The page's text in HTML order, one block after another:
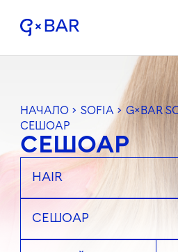
НАЧАЛО> SOFIA > G×BAR
СЕШОАР
СЕШОАР
HAIR
СЕШОАР